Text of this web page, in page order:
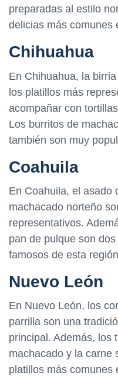
preparadas al estilo
delicias más comunes
Chihuahua
En Chihuahua, la
los platillos más
acompañar con
Los burritos de
también son muy
Coahuila
En Coahuila, el asado
machacado norteño
representativos.
pan de pulque son
famosos de esta
Nuevo León
En Nuevo León, los
parrilla son una
principal. Además, los
machacado y la carne
platillos más comunes